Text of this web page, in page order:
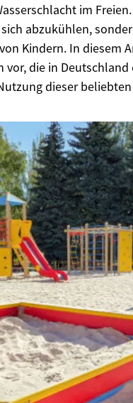
im
abzukühlen,
Kindern. In diesem
vor, die in
dieser